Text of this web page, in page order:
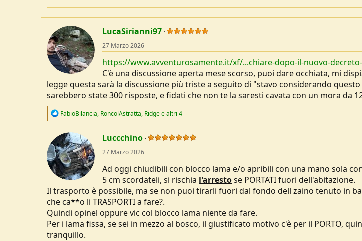
LucaSirianni97
27 Marzo 2026
https://www.avventurosamente.it/xf/...chiare-dopo-il-nuovo-
C'è una discussione aperta mese scorso, puoi dare occhiata, mi
legge questa sarà la discussione più triste a seguito di "stavo considerando
sarebbero state 300 risposte, e fidati che non te la saresti cavata con un mora da
R
c
t
i
o
n
s
FabioBilancia, RoncolAstratta, Ridgee altri 4
Luccchino
27 Marzo 2026
Ad oggi chiudibili con blocco lama e/o apribili con una mano sola
5 cm scordateli, si rischia l'arrestose PORTATI fuori dell'abitazione.
Il trasporto è possibile, ma se non puoi tirarli fuori dal fondo dell zaino tenuto in
che ca**o li TRASPORTI a fare?.
Quindi opinel oppure vic col blocco lama niente da fare.
Per i lama fissa, se sei in mezzo al bosco, il giustificato motivo c'è per il PORTO,
tranquillo.